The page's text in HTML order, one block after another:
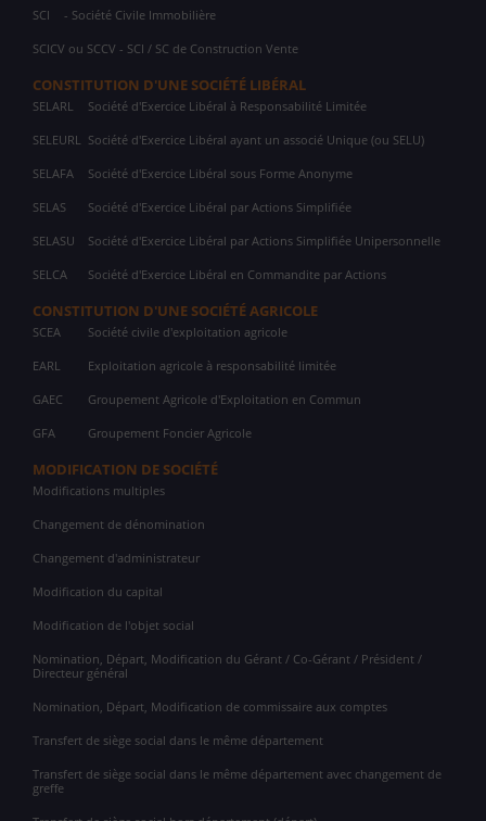
SCI - Société Civile Immobilière
SCICV ou SCCV - SCI / SC de Construction Vente
CONSTITUTION D'UNE SOCIÉTÉ LIBÉRAL
SELARL Société d'Exercice Libéral à Responsabilité Limitée
SELEURL Société d'Exercice Libéral ayant un associé Unique (ou SELU)
SELAFA Société d'Exercice Libéral sous Forme Anonyme
SELAS Société d'Exercice Libéral par Actions Simplifiée
SELASU Société d'Exercice Libéral par Actions Simplifiée Unipersonnelle
SELCA Société d'Exercice Libéral en Commandite par Actions
CONSTITUTION D'UNE SOCIÉTÉ AGRICOLE
SCEA Société civile d'exploitation agricole
EARL Exploitation agricole à responsabilité limitée
GAEC Groupement Agricole d'Exploitation en Commun
GFA Groupement Foncier Agricole
MODIFICATION DE SOCIÉTÉ
Modifications multiples
Changement de dénomination
Changement d'administrateur
Modification du capital
Modification de l'objet social
Nomination, Départ, Modification du Gérant / Co-Gérant / Président /
Directeur général
Nomination, Départ, Modification de commissaire aux comptes
Transfert de siège social dans le même département
Transfert de siège social dans le même département avec changement de
greffe